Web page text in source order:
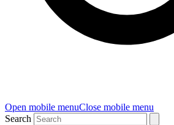
Open mobile menuClose mobile menu
Search